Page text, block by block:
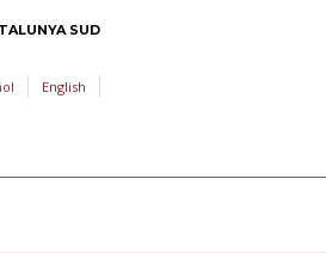
SUD
English